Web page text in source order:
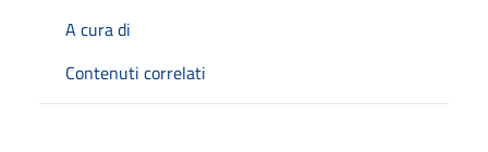
A cura di
Contenuti correlati